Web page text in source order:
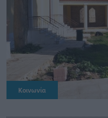
Κοινωνία